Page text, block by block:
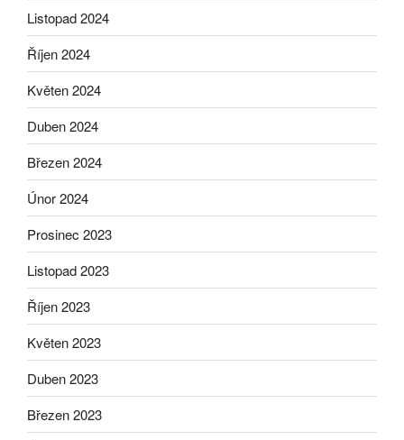
Listopad 2024
Říjen 2024
Květen 2024
Duben 2024
Březen 2024
Únor 2024
Prosinec 2023
Listopad 2023
Říjen 2023
Květen 2023
Duben 2023
Březen 2023